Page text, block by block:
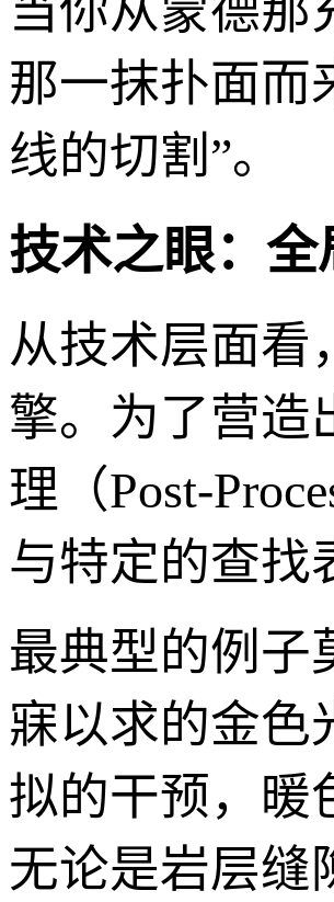
当你从蒙德那
那一抹扑面而
线的切割”。
技术之眼：
从技术层面看
擎。为了营造
理（Post-
与特定的查找
最典型的例子
寐以求的金色
拟的干预，暖
无论是岩层缝